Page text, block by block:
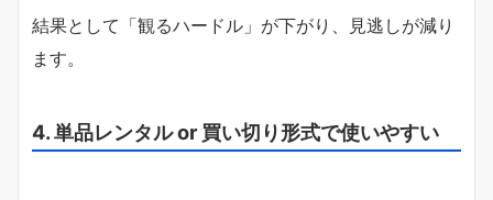
結果として「観るハードル」が下がり、見逃しが減り
ます。
4. 単品レンタル or 買い切り形式で使いやすい